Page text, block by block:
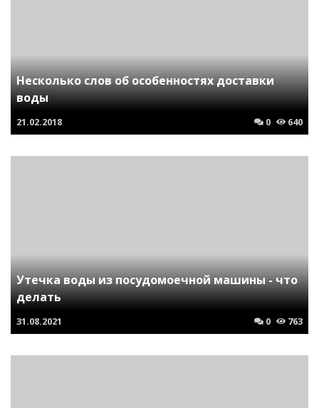
Несколько слов об особенностях доставки
воды
21.02.2018 0 640
Утечка воды из посудомоечной машины - что
делать
31.08.2021 0 763